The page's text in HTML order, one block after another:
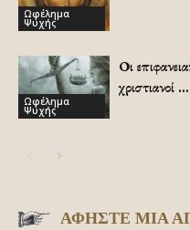
Ωφέλημα
Ψυχής
Ωφέλημα
Ψυχής
Οι
χριστιανοί …
ΑΦΗΣΤΕ ΜΙΑ